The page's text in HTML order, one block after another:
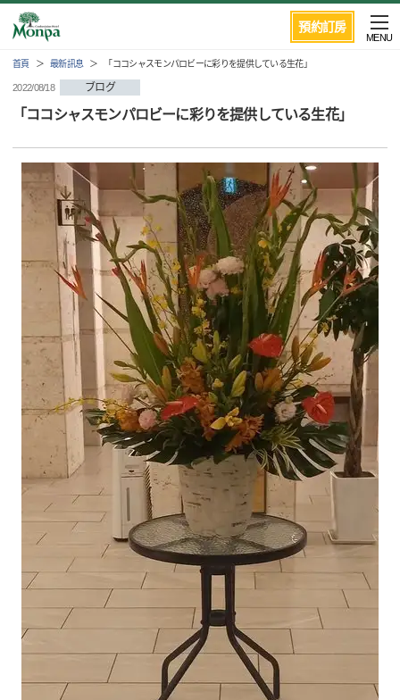
預約訂房
MENU
首頁 最新訊息 「ココシャスモンパロビーに彩りを提供している生花」
2022/08/18 ブログ
「ココシャスモンパロビーに彩りを提供している生花」